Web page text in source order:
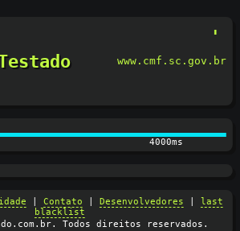
www.cmf.sc.gov.br
4100ms
Contato Desenvolvedores
last
blacklist
Todos direitos reservados.